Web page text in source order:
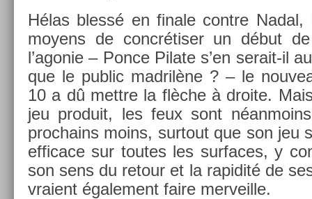
Hélas blessé en fin­ale con­tre Nadal,
moyens de concrétiser un début
l’agonie – Ponce Pilate s’en serait-il
que le pub­lic mad­rilène ? – le
10 a dû mettre la flèche à droite.
jeu pro­duit, les feux sont
pro­chains moins, sur­tout que son jeu
ef­ficace sur toutes les sur­faces, y
son sens du re­tour et la rapidité de
vraient égale­ment faire mer­veil­le.